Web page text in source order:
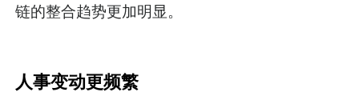
链的整合趋势更加明显。
人事变动更频繁